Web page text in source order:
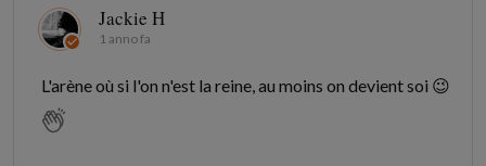
Jackie H
1 anno fa
L'arène où si l'on n'est la reine, au moins on devient soi 😉